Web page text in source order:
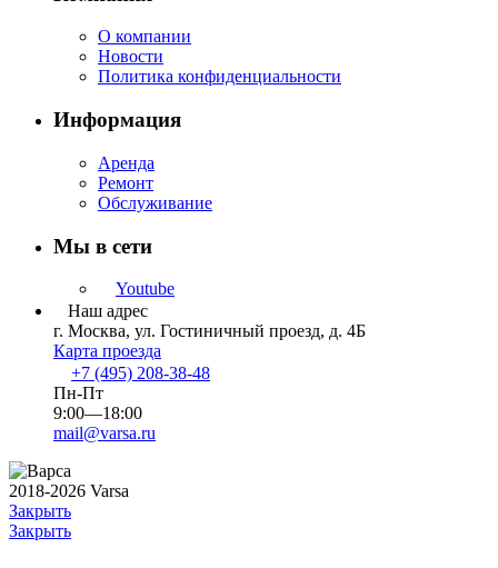
О компании
Новости
Политика конфиденциальности
Информация
Аренда
Ремонт
Обслуживание
Мы в сети
Youtube
Наш адрес
г. Москва, ул. Гостиничный проезд, д. 4Б
Карта проезда
+7 (495) 208-38-48
Пн-Пт
9:00—18:00
mail@varsa.ru
2018-2026 Varsa
Закрыть
Закрыть